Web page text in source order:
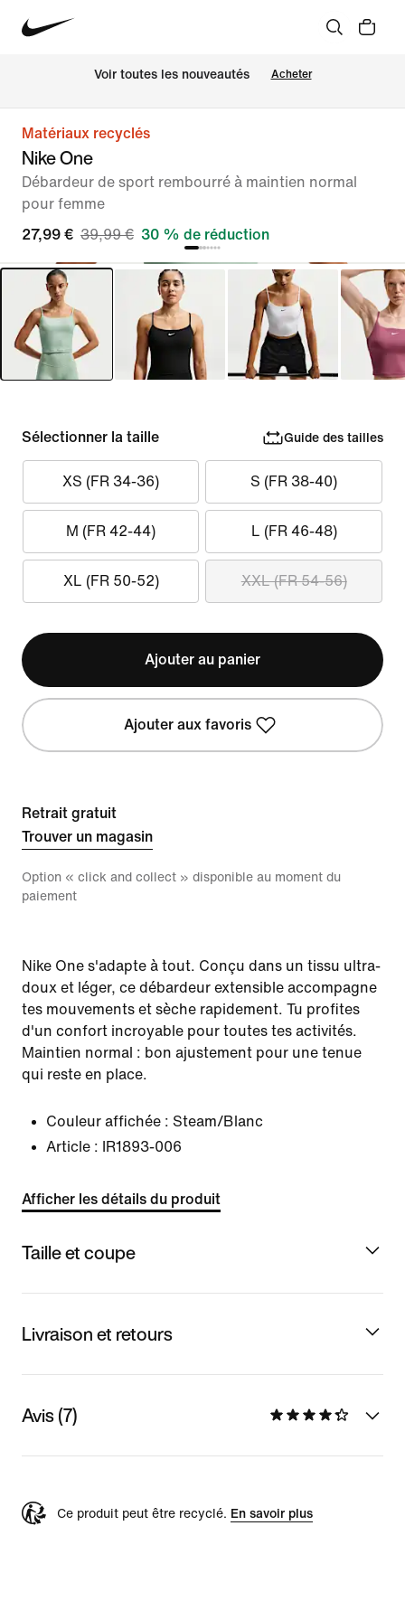
Voir toutes les nouveautés Acheter
Matériaux recyclés
Nike One
Débardeur de sport rembourré à maintien normal
pour femme
27,99 € 39,99 € 30 % de réduction
Sélectionner la taille Guide des tailles
XS (FR 34-36) S (FR 38-40)
M (FR 42-44) L (FR 46-48)
XL (FR 50-52) XXL (FR 54-56)
Ajouter au panier
Ajouter aux favoris
Retrait gratuit
Trouver un magasin
Option « click and collect » disponible au moment du
paiement
Nike One s'adapte à tout. Conçu dans un tissu ultra-
doux et léger, ce débardeur extensible accompagne
tes mouvements et sèche rapidement. Tu profites
d'un confort incroyable pour toutes tes activités.
Maintien normal : bon ajustement pour une tenue
qui reste en place.
Couleur affichée : Steam/Blanc
Article :
IR1893-006
Afficher les détails du produit
Taille et coupe
Livraison et retours
Avis (7)
Ce produit peut être recyclé. En savoir plus